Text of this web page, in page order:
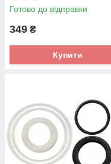
Готово до відправки
349 ₴
Купити